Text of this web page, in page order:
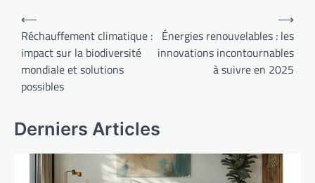
Navigation
de
l’article
⟵
Réchauffement climatique :
impact sur la biodiversité
mondiale et solutions
possibles
Énergies renouvelables : les
innovations incontournables
à suivre en 2025
⟶
Derniers Articles